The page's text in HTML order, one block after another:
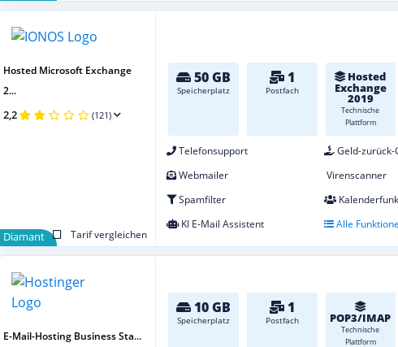
50 GB
Speicherplatz
1
Postfach
Hosted
Exchange
2019
Technische
Plattform
Telefonsupport
Geld-zurück-
Webmailer
Virenscanner
Spamfilter
KI E-Mail Assistent
Alle
Diamant
Tarif vergleichen
Hosted Microsoft Exchange
2...
2,2 (121)
10 GB
Speicherplatz
1
Postfach POP3/IMAP
Technische
Plattform
E-Mail-Hosting Business Sta...